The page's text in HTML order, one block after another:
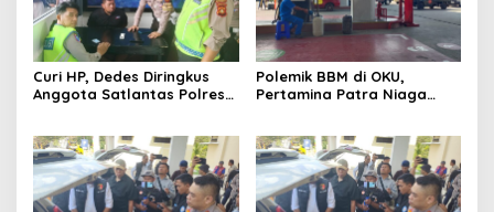
Curi HP, Dedes Diringkus
Anggota Satlantas Polres
Polemik BBM di OKU,
Pertamina Patra Niaga
BBM Subsidi dan Perkuat
Pengawasan di Kabupaten
Ogan Komering Ulu